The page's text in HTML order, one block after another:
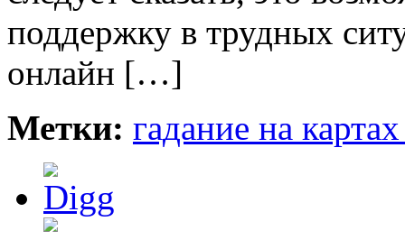
поддержку в трудных
онлайн […]
Метки: гадание на